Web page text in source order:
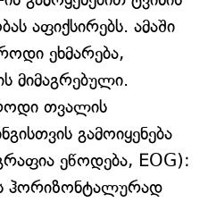
აფიქსირებს. ამაში
ეხმარება,
მიმაგრებული.
თვალის
გამოიყენება
ეწოდება, EOG):
ჰორიზონტალურად